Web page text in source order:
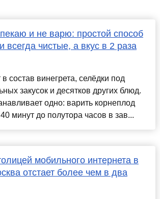
и не варю: простой способ
чистые, а вкус в 2 раза
состав винегрета, селёдки под
закусок и десятков других блюд.
одно: варить корнеплод
минут до полутора часов в зав...
мобильного интернета в
отстает более чем в два